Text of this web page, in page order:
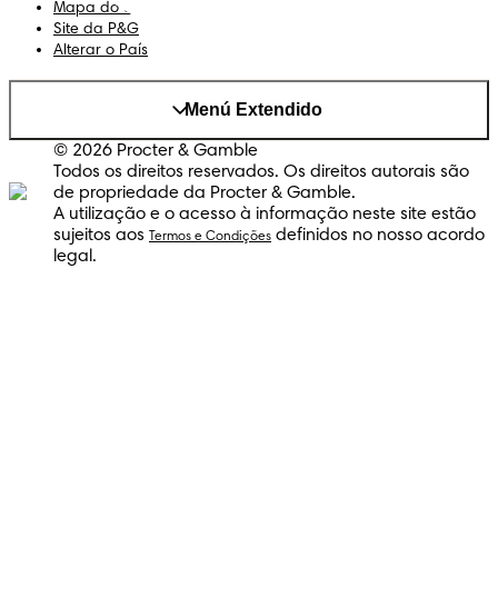
Mapa do Site
Site da P&G
Alterar o País
Menú Extendido
© 2026 Procter & Gamble
Todos os direitos reservados. Os direitos autorais são
de propriedade da Procter & Gamble.
A utilização e o acesso à informação neste site estão
sujeitos aos
Termos e Condições definidos no nosso acordo
legal.